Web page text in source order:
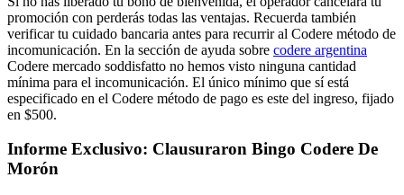
promoción con perderás todas las ventajas. Recuerda también
verificar tu cuidado bancaria antes para recurrir al Codere método de
incomunicación. En la sección de ayuda sobre codere argentina
Codere mercado soddisfatto no hemos visto ninguna cantidad
mínima para el incomunicación. El único mínimo que sí está
especificado en el Codere método de pago es este del ingreso, fijado
en $500.
Informe Exclusivo: Clausuraron Bingo Codere De
Morón